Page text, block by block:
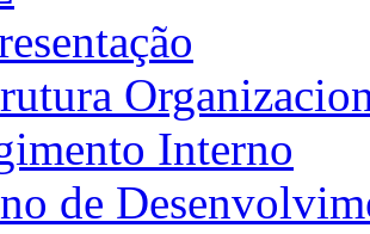
Interno
de